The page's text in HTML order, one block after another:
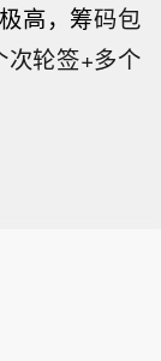
高，筹码包
次轮签+多个